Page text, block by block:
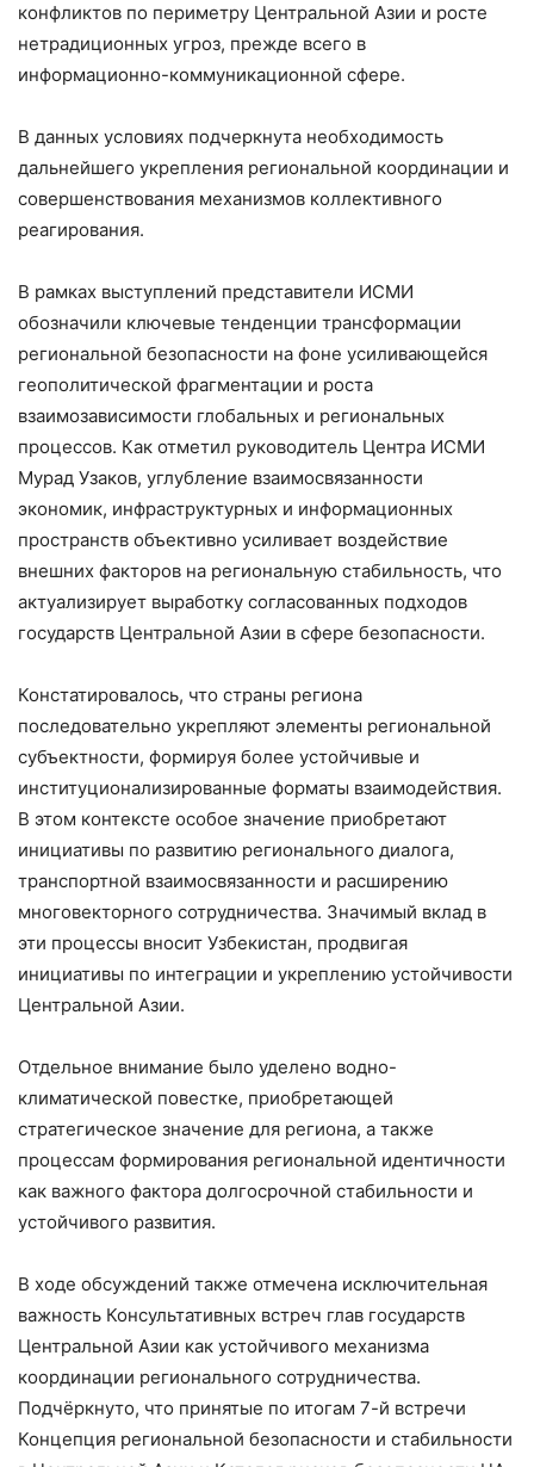
конфликтов по периметру Центральной Азии и росте
нетрадиционных угроз, прежде всего в
информационно-коммуникационной сфере.
В данных условиях подчеркнута необходимость
дальнейшего укрепления региональной координации и
совершенствования механизмов коллективного
реагирования.
В рамках выступлений представители ИСМИ
обозначили ключевые тенденции трансформации
региональной безопасности на фоне усиливающейся
геополитической фрагментации и роста
взаимозависимости глобальных и региональных
процессов. Как отметил руководитель Центра ИСМИ
Мурад Узаков, углубление взаимосвязанности
экономик, инфраструктурных и информационных
пространств объективно усиливает воздействие
внешних факторов на региональную стабильность, что
актуализирует выработку согласованных подходов
государств Центральной Азии в сфере безопасности.
Констатировалось, что страны региона
последовательно укрепляют элементы региональной
субъектности, формируя более устойчивые и
институционализированные форматы взаимодействия.
В этом контексте особое значение приобретают
инициативы по развитию регионального диалога,
транспортной взаимосвязанности и расширению
многовекторного сотрудничества. Значимый вклад в
эти процессы вносит Узбекистан, продвигая
инициативы по интеграции и укреплению устойчивости
Центральной Азии.
Отдельное внимание было уделено водно-
климатической повестке, приобретающей
стратегическое значение для региона, а также
процессам формирования региональной идентичности
как важного фактора долгосрочной стабильности и
устойчивого развития.
В ходе обсуждений также отмечена исключительная
важность Консультативных встреч глав государств
Центральной Азии как устойчивого механизма
координации регионального сотрудничества.
Подчёркнуто, что принятые по итогам 7-й встречи
Концепция региональной безопасности и стабильности